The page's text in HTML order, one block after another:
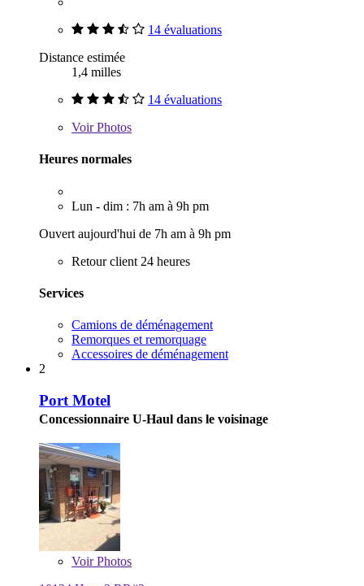
14 évaluations
Distance estimée
1,4 milles
14 évaluations
VoirPhotos
Heures normales
Lun - dim : 7h am à 9h pm
Ouvert aujourd'hui de 7h am à 9h pm
Retour client 24 heures
Services
Camions de déménagement
Remorques et remorquage
Accessoires de déménagement
2
Port Motel
Concessionnaire U-Haul dans le voisinage
VoirPhotos